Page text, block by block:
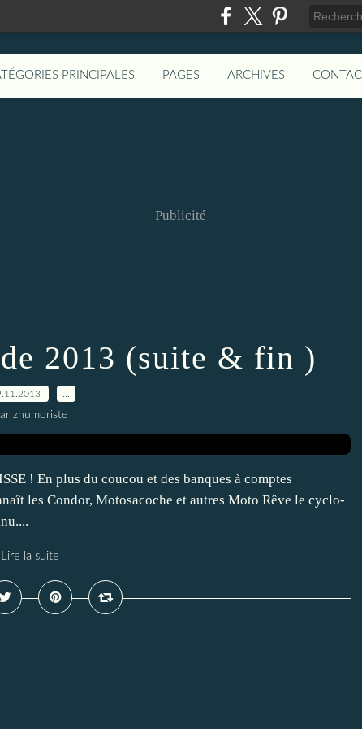
PRINCIPALES PAGES ARCHIVES
Publicité
2013 (suite & fin )
zhumoriste
! En plus du coucou et des banques à comptes
les Condor, Motosacoche et autres Moto Rêve le cyclo-
Lire la suite